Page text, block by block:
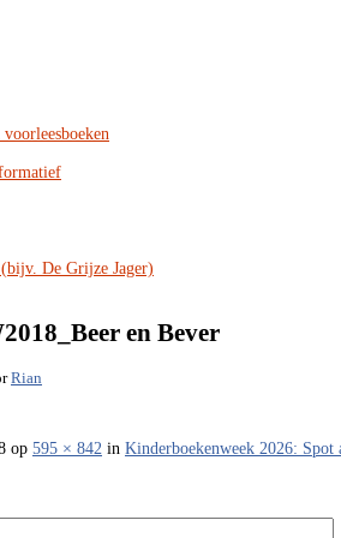
De Grijze Jager)
en Bever
Rian
op 595 × 842 in Kinderboekenweek 2026: Spot